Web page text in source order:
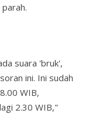
suara 'bruk',
ini. Ini sudah
WIB,
2.30 WIB,"